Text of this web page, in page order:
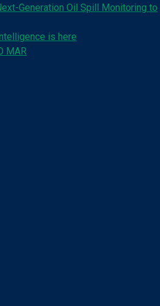
Generation Oil Spill Monitoring to
is here
MAR